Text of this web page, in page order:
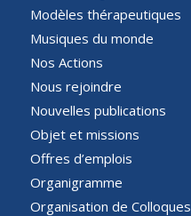
Modèles thérapeutiques
Musiques du monde
Nos Actions
Nous rejoindre
Nouvelles publications
Objet et missions
Offres d’emplois
Organigramme
Organisation de Colloques